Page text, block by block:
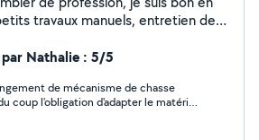
travaux manuels, entretien des
Nathalie : 5/5
de mécanisme de chasse
coup l'obligation d'adapter le matériel